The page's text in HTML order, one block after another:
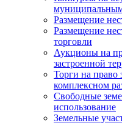
Размещение
Размещение
торговли
Аукционы на
застроенной
Торги на право
комплексном
Свободные
использование
Земельные